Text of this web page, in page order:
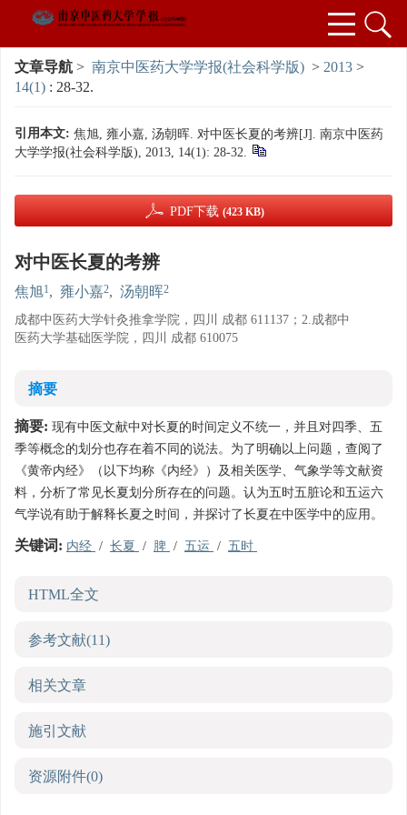
文章导航 > 南京中医药大学学报(社会科学版) > 2013 >
14(1) : 28-32.
引用本文: 焦旭, 雍小嘉, 汤朝晖. 对中医长夏的考辨[J]. 南京中医药
大学学报(社会科学版), 2013, 14(1): 28-32.
PDF下载 (423 KB)
对中医长夏的考辨
焦旭1, 雍小嘉2, 汤朝晖2
成都中医药大学针灸推拿学院，四川 成都 611137；2.成都中
医药大学基础医学院，四川 成都 610075
摘要
摘要: 现有中医文献中对长夏的时间定义不统一，并且对四季、五
季等概念的划分也存在着不同的说法。为了明确以上问题，查阅了
《黄帝内经》（以下均称《内经》）及相关医学、气象学等文献资
料，分析了常见长夏划分所存在的问题。认为五时五脏论和五运六
气学说有助于解释长夏之时间，并探讨了长夏在中医学中的应用。
关键词: 内经 / 长夏 / 脾 / 五运 / 五时
HTML全文
参考文献(11)
相关文章
施引文献
资源附件(0)